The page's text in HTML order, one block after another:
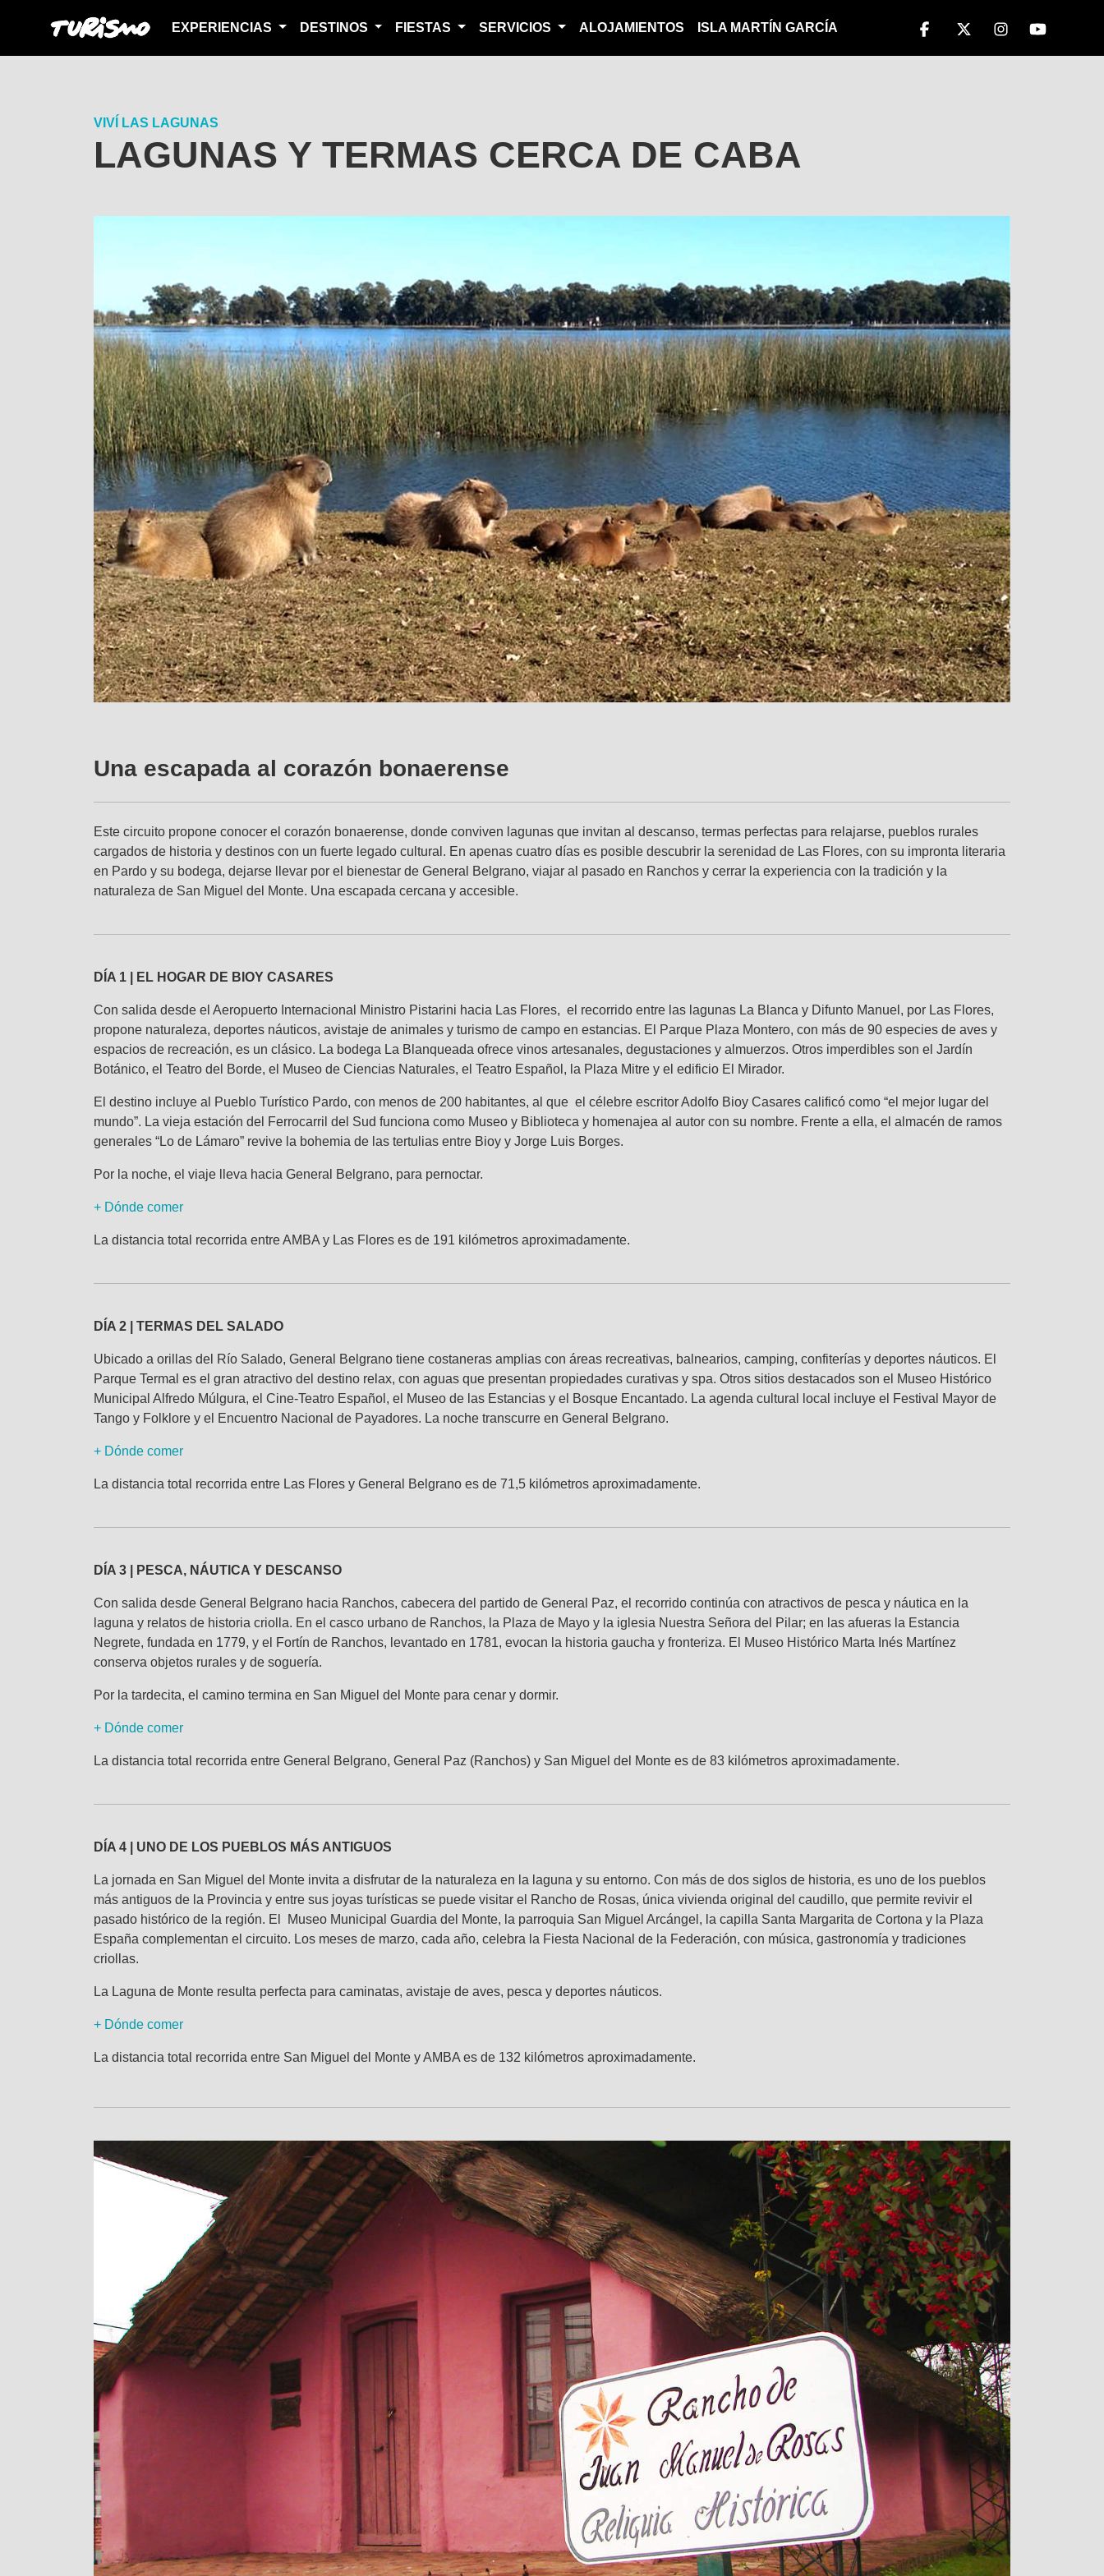
EXPERIENCIAS DESTINOS FIESTAS SERVICIOS ALOJAMIENTOS ISLA MARTÍN GARCÍA
VIVÍ LAS LAGUNAS
LAGUNAS Y TERMAS CERCA DE CABA
Una escapada al corazón bonaerense
Este circuito propone conocer el corazón bonaerense, donde conviven lagunas que invitan al descanso, termas perfectas para relajarse, pueblos rurales
cargados de historia y destinos con un fuerte legado cultural. En apenas cuatro días es posible descubrir la serenidad de Las Flores, con su impronta literaria
en Pardo y su bodega, dejarse llevar por el bienestar de General Belgrano, viajar al pasado en Ranchos y cerrar la experiencia con la tradición y la
naturaleza de San Miguel del Monte. Una escapada cercana y accesible.
DÍA 1 | EL HOGAR DE BIOY CASARES
Con salida desde el Aeropuerto Internacional Ministro Pistarini hacia Las Flores, el recorrido entre las lagunas La Blanca y Difunto Manuel, por Las Flores,
propone naturaleza, deportes náuticos, avistaje de animales y turismo de campo en estancias. El Parque Plaza Montero, con más de 90 especies de aves y
espacios de recreación, es un clásico. La bodega La Blanqueada ofrece vinos artesanales, degustaciones y almuerzos. Otros imperdibles son el Jardín
Botánico, el Teatro del Borde, el Museo de Ciencias Naturales, el Teatro Español, la Plaza Mitre y el edificio El Mirador.
El destino incluye al Pueblo Turístico Pardo, con menos de 200 habitantes, al que el célebre escritor Adolfo Bioy Casares calificó como “el mejor lugar del
mundo”. La vieja estación del Ferrocarril del Sud funciona como Museo y Biblioteca y homenajea al autor con su nombre. Frente a ella, el almacén de ramos
generales “Lo de Lámaro” revive la bohemia de las tertulias entre Bioy y Jorge Luis Borges.
Por la noche, el viaje lleva hacia General Belgrano, para pernoctar.
+ Dónde comer
La distancia total recorrida entre AMBA y Las Flores es de 191 kilómetros aproximadamente.
DÍA 2 | TERMAS DEL SALADO
Ubicado a orillas del Río Salado, General Belgrano tiene costaneras amplias con áreas recreativas, balnearios, camping, confiterías y deportes náuticos. El
Parque Termal es el gran atractivo del destino relax, con aguas que presentan propiedades curativas y spa. Otros sitios destacados son el Museo Histórico
Municipal Alfredo Múlgura, el Cine-Teatro Español, el Museo de las Estancias y el Bosque Encantado. La agenda cultural local incluye el Festival Mayor de
Tango y Folklore y el Encuentro Nacional de Payadores. La noche transcurre en General Belgrano.
+ Dónde comer
La distancia total recorrida entre Las Flores y General Belgrano es de 71,5 kilómetros aproximadamente.
DÍA 3 | PESCA, NÁUTICA Y DESCANSO
Con salida desde General Belgrano hacia Ranchos, cabecera del partido de General Paz, el recorrido continúa con atractivos de pesca y náutica en la
laguna y relatos de historia criolla. En el casco urbano de Ranchos, la Plaza de Mayo y la iglesia Nuestra Señora del Pilar; en las afueras la Estancia
Negrete, fundada en 1779, y el Fortín de Ranchos, levantado en 1781, evocan la historia gaucha y fronteriza. El Museo Histórico Marta Inés Martínez
conserva objetos rurales y de soguería.
Por la tardecita, el camino termina en San Miguel del Monte para cenar y dormir.
+ Dónde comer
La distancia total recorrida entre General Belgrano, General Paz (Ranchos) y San Miguel del Monte es de 83 kilómetros aproximadamente.
DÍA 4 | UNO DE LOS PUEBLOS MÁS ANTIGUOS
La jornada en San Miguel del Monte invita a disfrutar de la naturaleza en la laguna y su entorno. Con más de dos siglos de historia, es uno de los pueblos
más antiguos de la Provincia y entre sus joyas turísticas se puede visitar el Rancho de Rosas, única vivienda original del caudillo, que permite revivir el
pasado histórico de la región. El Museo Municipal Guardia del Monte, la parroquia San Miguel Arcángel, la capilla Santa Margarita de Cortona y la Plaza
España complementan el circuito. Los meses de marzo, cada año, celebra la Fiesta Nacional de la Federación, con música, gastronomía y tradiciones
criollas.
La Laguna de Monte resulta perfecta para caminatas, avistaje de aves, pesca y deportes náuticos.
+ Dónde comer
La distancia total recorrida entre San Miguel del Monte y AMBA es de 132 kilómetros aproximadamente.